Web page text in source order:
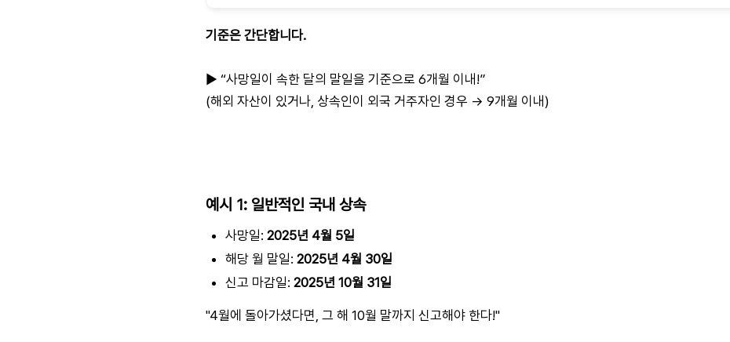
기준은 간단합니다.
▶️ “사망일이 속한 달의 말일을 기준으로 6개월 이내!”
(해외 자산이 있거나, 상속인이 외국 거주자인 경우 → 9개월 이내)
예시 1: 일반적인 국내 상속
사망일: 2025년 4월 5일
해당 월 말일: 2025년 4월 30일
신고 마감일: 2025년 10월 31일
"4월에 돌아가셨다면, 그 해 10월 말까지 신고해야 한다!"